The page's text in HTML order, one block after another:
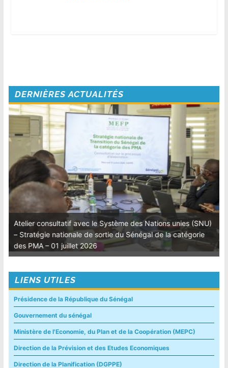
DERNIÈRES ACTUALITÉS
Atelier consultatif avec le Système des Nations unies (SNU)
– Stratégie nationale de sortie du Sénégal de la catégorie
des PMA – 01 juillet 2026
LIENS UTILES
Présidence de la République du Sénégal
Gouvernement du sénégal
Ministère de l'Economie, du Plan et de la Coopération (MEPC)
Direction de la Prévision et des Etudes Economiques
Direction de la Planification (DGPPE)